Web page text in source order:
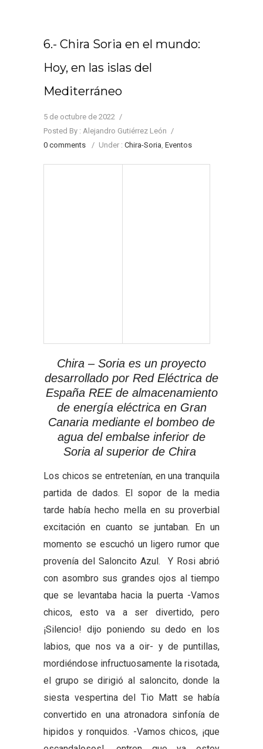
6.- Chira Soria en el mundo:
Hoy, en las islas del
Mediterráneo
5 de octubre de 2022 /
Posted By : Alejandro Gutiérrez León /
0 comments
/ Under : Chira-Soria Eventos
Chira – Soria es un proyecto
desarrollado por Red Eléctrica de
España REE de almacenamiento
de energía eléctrica en Gran
Canaria mediante el bombeo de
agua del embalse inferior de
Soria al superior de Chira
Los chicos se entretenían, en una tranquila
partida de dados. El sopor de la media
tarde había hecho mella en su proverbial
excitación en cuanto se juntaban. En un
momento se escuchó un ligero rumor que
provenía del Saloncito Azul. Y Rosi abrió
con asombro sus grandes ojos al tiempo
que se levantaba hacia la puerta -Vamos
chicos, esto va a ser divertido, pero
¡Silencio! dijo poniendo su dedo en los
labios, que nos va a oir- y de puntillas,
mordiéndose infructuosamente la risotada,
el grupo se dirigió al saloncito, donde la
siesta vespertina del Tio Matt se había
convertido en una atronadora sinfonía de
hipidos y ronquidos. -Vamos chicos, ¡que